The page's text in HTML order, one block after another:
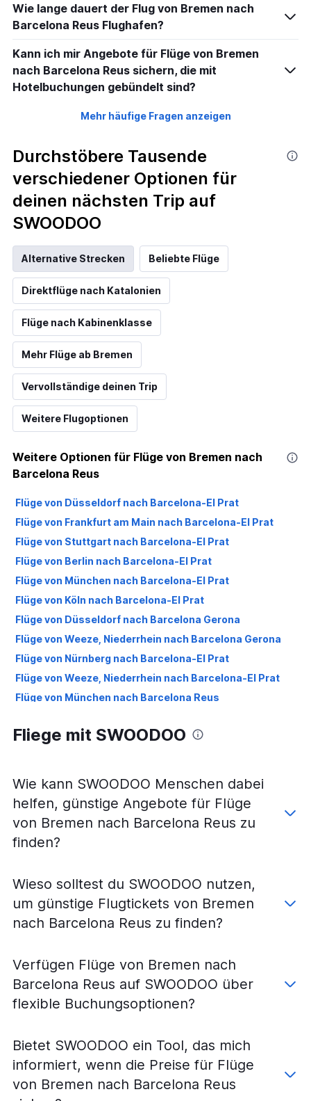
Wie lange dauert der Flug von Bremen nach
Barcelona Reus Flughafen?
Kann ich mir Angebote für Flüge von Bremen
nach Barcelona Reus sichern, die mit
Hotelbuchungen gebündelt sind?
Mehr häufige Fragen anzeigen
Durchstöbere Tausende
verschiedener Optionen für
deinen nächsten Trip auf
SWOODOO
Alternative Strecken Beliebte Flüge
Direktflüge nach Katalonien
Flüge nach Kabinenklasse
Mehr Flüge ab Bremen
Vervollständige deinen Trip
Weitere Flugoptionen
Weitere Optionen für Flüge von Bremen nach
Barcelona Reus
Flüge von Düsseldorf nach Barcelona-El Prat
Flüge von Frankfurt am Main nach Barcelona-El Prat
Flüge von Stuttgart nach Barcelona-El Prat
Flüge von Berlin nach Barcelona-El Prat
Flüge von München nach Barcelona-El Prat
Flüge von Köln nach Barcelona-El Prat
Flüge von Düsseldorf nach Barcelona Gerona
Flüge von Weeze, Niederrhein nach Barcelona Gerona
Flüge von Nürnberg nach Barcelona-El Prat
Flüge von Weeze, Niederrhein nach Barcelona-El Prat
Flüge von München nach Barcelona Reus
Flüge von Hamburg nach Barcelona-El Prat
Flüge von Münster nach Barcelona-El Prat
Flüge von Frankfurt Hahn nach Barcelona Gerona
Flüge von Karlsruhe nach Barcelona-El Prat
Flüge von Karlsruhe nach Barcelona Gerona
Flüge von Köln nach Barcelona Gerona
Flüge von Dortmund nach Barcelona-El Prat
Flüge von Memmingen nach Barcelona-El Prat
Flüge von Köln nach Barcelona Reus
Flüge von Memmingen nach Barcelona Gerona
Flüge von Hamburg nach Barcelona Gerona
Fliege mit SWOODOO
Wie kann SWOODOO Menschen dabei
helfen, günstige Angebote für Flüge
von Bremen nach Barcelona Reus zu
finden?
Wieso solltest du SWOODOO nutzen,
um günstige Flugtickets von Bremen
nach Barcelona Reus zu finden?
Verfügen Flüge von Bremen nach
Barcelona Reus auf SWOODOO über
flexible Buchungsoptionen?
Bietet SWOODOO ein Tool, das mich
informiert, wenn die Preise für Flüge
von Bremen nach Barcelona Reus